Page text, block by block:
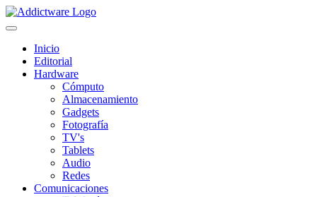
Inicio
Editorial
Hardware
Cómputo
Almacenamiento
Gadgets
Fotografía
TV's
Tablets
Audio
Redes
Comunicaciones